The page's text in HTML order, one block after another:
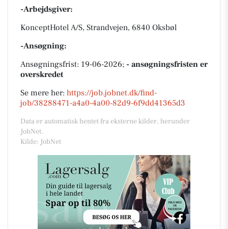
-Arbejdsgiver:
KonceptHotel A/S, Strandvejen, 6840 Oksbøl
-Ansøgning:
Ansøgningsfrist: 19-06-2026; - ansøgningsfristen er
overskredet
Se mere her: https://job.jobnet.dk/find-
job/38288471-a4a0-4a00-82d9-6f9dd41365d3
Data er automatisk hentet fra eksterne kilder, herunder
JobNet.
Kilde: JobNet